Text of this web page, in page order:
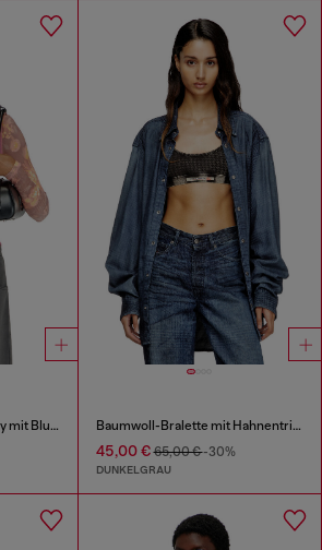
Top aus geripptem Jersey mit Blumenprint Baumwoll-Bralette mit Hahnentrittmuster
45,00 €65,00 €-30%
DUNKELGRAU